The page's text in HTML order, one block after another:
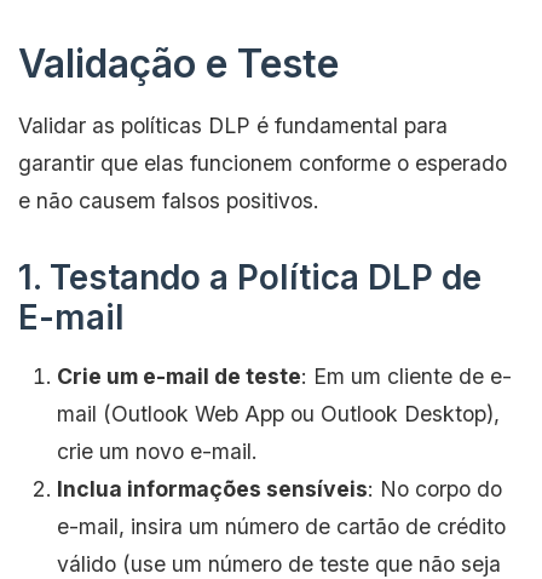
Validação e Teste
Validar as políticas DLP é fundamental para
garantir que elas funcionem conforme o esperado
e não causem falsos positivos.
1. Testando a Política DLP de
E-mail
Crie um e-mail de teste: Em um cliente de e-
mail (Outlook Web App ou Outlook Desktop),
crie um novo e-mail.
Inclua informações sensíveis: No corpo do
e-mail, insira um número de cartão de crédito
válido (use um número de teste que não seja